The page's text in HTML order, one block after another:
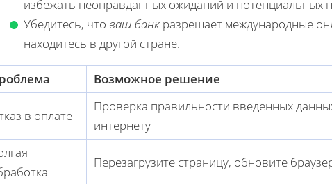
избежать неоправданных ожиданий и потенциальных
Убедитесь, что ваш банк разрешает международные
находитесь в другой стране.
Возможное решение
в оплате
Проверка правильности введённых
интернету
Перезагрузите страницу, обновите